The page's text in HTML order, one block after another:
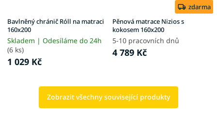
Bavlněný chránič Róll na matraci
160x200
Skladem | Odesíláme do 24h
(6 ks)
1 029 Kč
zdarma
Pěnová matrace Nizios s
kokosem 160x200
5-10 pracovních dnů
4 789 Kč
Zobrazit všechny související produkty